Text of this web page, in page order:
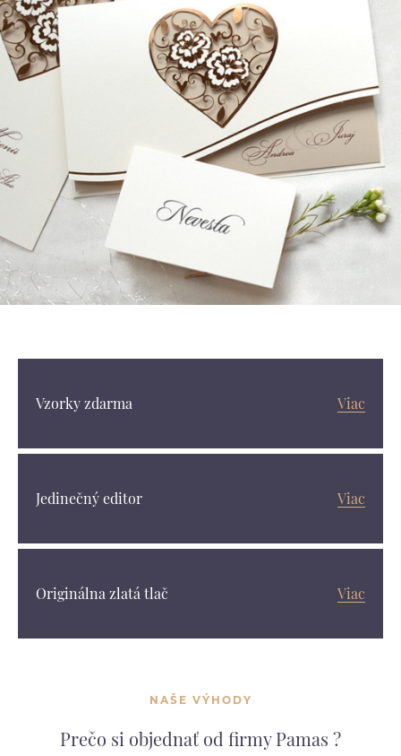
Vzorky zdarma Viac
Jedinečný editor Viac
Originálna zlatá tlač Viac
NAŠE VÝHODY
Prečo si objednať od firmy Pamas ?